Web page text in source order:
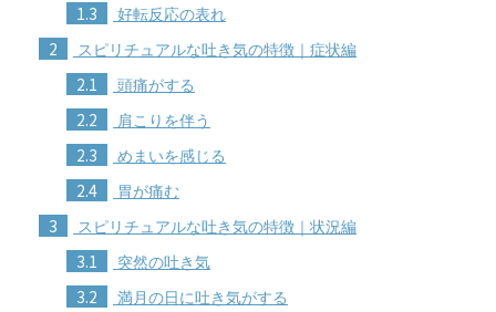
1.3 好転反応の表れ
2 スピリチュアルな吐き気の特徴｜症状編
2.1 頭痛がする
2.2 肩こりを伴う
2.3 めまいを感じる
2.4 胃が痛む
3 スピリチュアルな吐き気の特徴｜状況編
3.1 突然の吐き気
3.2 満月の日に吐き気がする